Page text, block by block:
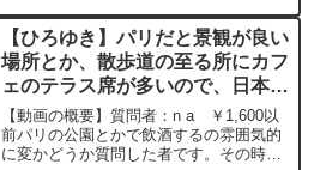
にそれすらできないんだなと、あの先生
に関しては、所詮は...
【ひろゆき】パリだと景観が良い
場所とか、散歩道の至る所にカフ
ェのテラス席が多いので、日本の
感覚で酒買って公園で一杯やる必
要はあまり無いのかもー ひろゆ
き切り抜き 20241227
【動画の概要】質問者：n a ￥1,600以
前パリの公園とかで飲酒するの雰囲気的
に変かどうか質問した者です。その時に